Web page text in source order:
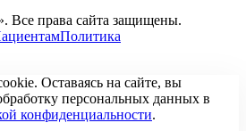
права сайта защищены.
Политика
Оставаясь на сайте, вы
персональных данных в
конфиденциальности.